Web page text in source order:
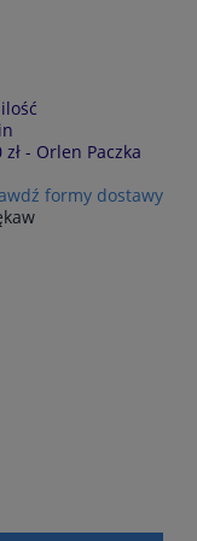
- Orlen Paczka
płatnościformy dostawy